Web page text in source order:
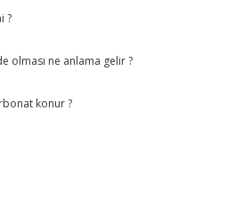
?
olması ne anlama gelir ?
konur ?